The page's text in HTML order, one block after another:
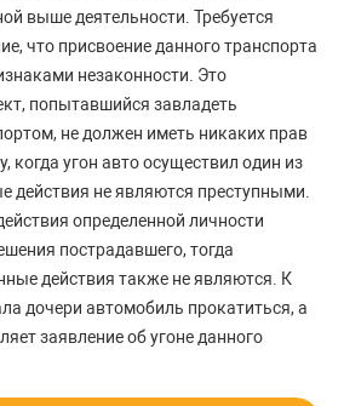
выше деятельности. Требуется
что присвоение данного транспорта
незаконности. Это
попытавшийся завладеть
не должен иметь никаких прав
когда угон авто осуществил один из
действия не являются преступными.
определенной личности
пострадавшего, тогда
действия также не являются. К
дочери автомобиль прокатиться, а
заявление об угоне данного